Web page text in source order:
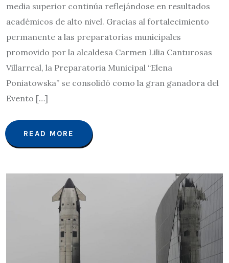
media superior continúa reflejándose en resultados
académicos de alto nivel. Gracias al fortalecimiento
permanente a las preparatorias municipales
promovido por la alcaldesa Carmen Lilia Canturosas
Villarreal, la Preparatoria Municipal “Elena
Poniatowska” se consolidó como la gran ganadora del
Evento […]
READ MORE